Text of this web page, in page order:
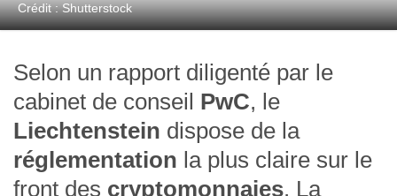
Crédit : Shutterstock
Selon un rapport diligenté par le
cabinet de conseil PwC, le
Liechtenstein dispose de la
réglementation la plus claire sur le
front des cryptomonnaies. La